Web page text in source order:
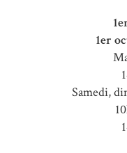
1er
Samedi,